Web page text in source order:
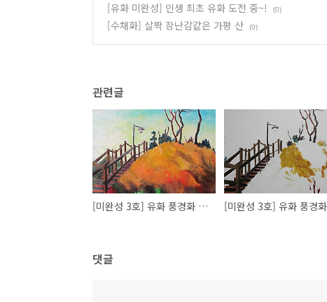
[유화 미완성] 인생 최초 유화 도전 중~! (0)
[수채화] 살짝 장난감같은 가평 산 (0)
관련글
[미완성 3호] 유화 풍경화 두번째
댓글